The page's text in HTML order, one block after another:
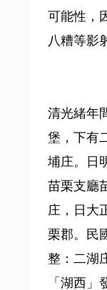
可能性，
八糟等影
清光緒年
堡，下有
埔庄。日
苗栗支廳
庄，日大
栗郡。民
整：二湖
「湖西